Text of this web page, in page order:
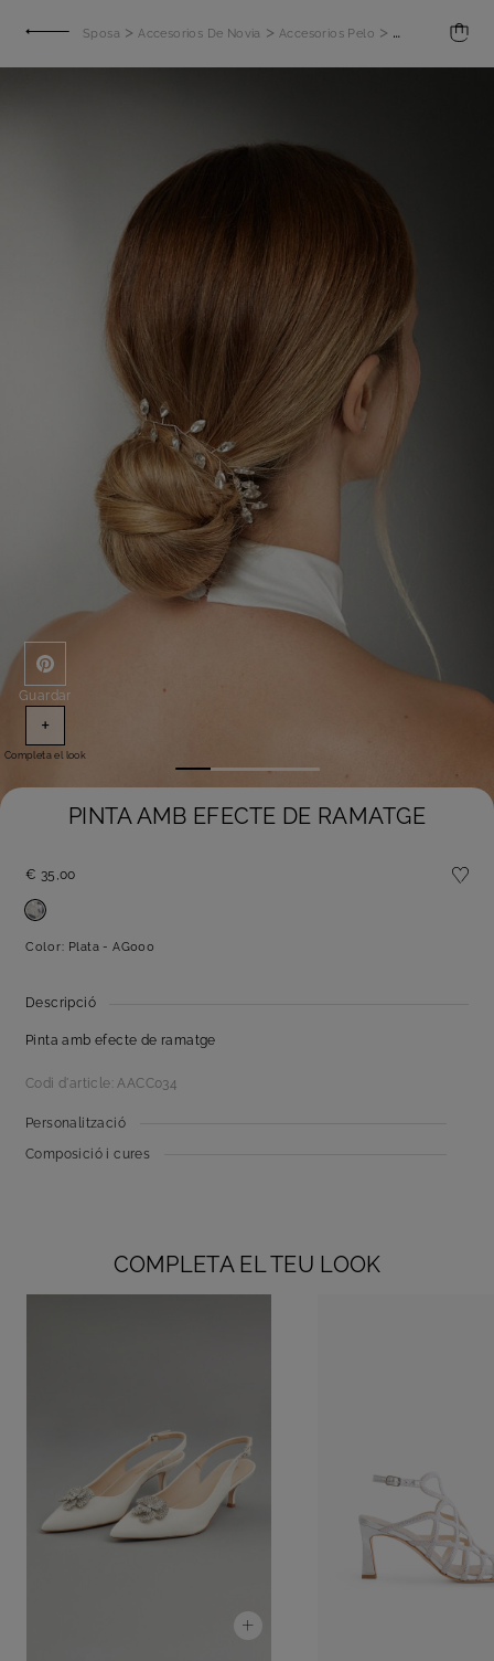
Sposa > Accesorios De Novia > Accesorios Pelo > Pinta amb
Guardar
+
Completa el look
PINTA AMB EFECTE DE RAMATGE
€ 35,00
Color: Plata - AG000
Descripció
Pinta amb efecte de ramatge
Codi d'article: AACC034
Personalització
Composició i cures
COMPLETA EL TEU LOOK